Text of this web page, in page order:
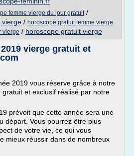
femme vierge du jour gratuit/
vierge / horoscope gratuit femme vierge
vierge / horoscope gratuit vierge
vierge gratuit et
2019 vous réserve grâce à notre
et exclusif réalisé par notre
prévoit que cette année sera une
départ. Vous pourrez être plus
de votre vie, ce qui vous
mieux réussir dans de nombreux